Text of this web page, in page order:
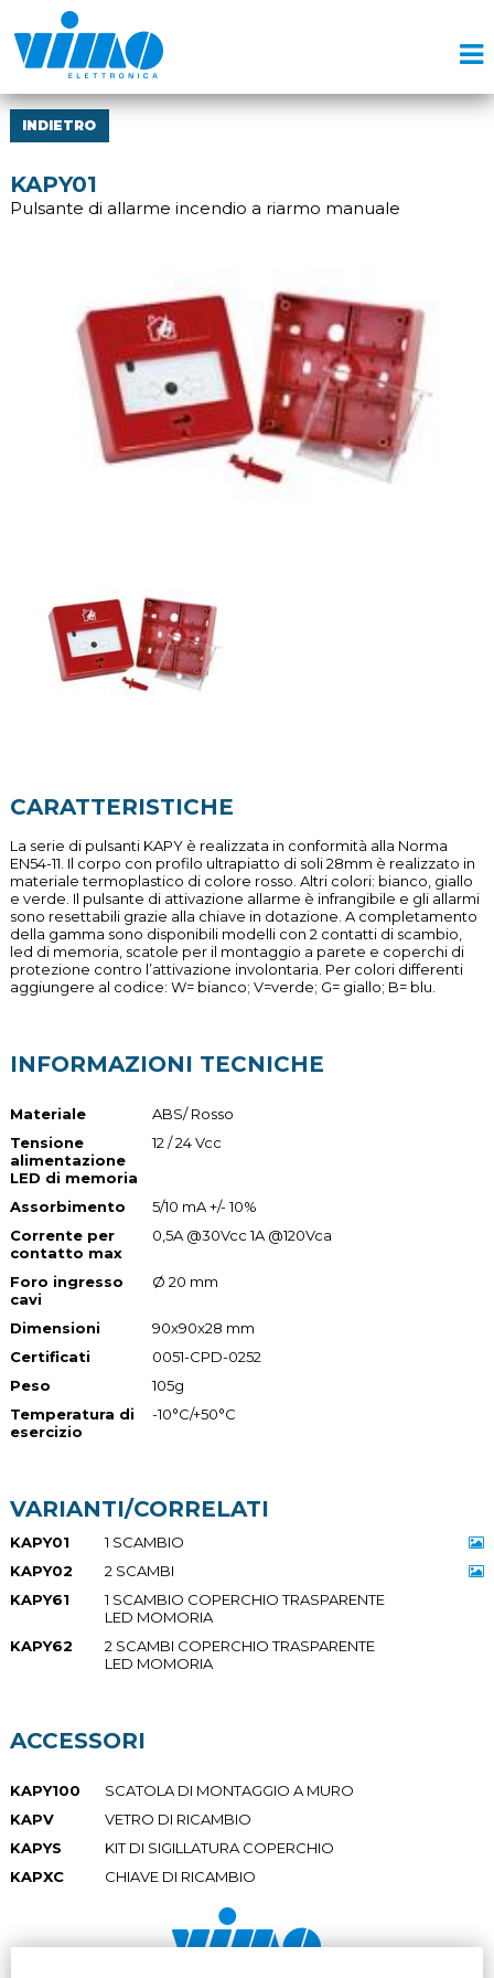
INDIETRO
KAPY01
Pulsante di allarme incendio a riarmo manuale
CARATTERISTICHE
La serie di pulsanti KAPY è realizzata in conformità alla Norma
EN54-11. Il corpo con profilo ultrapiatto di soli 28mm è realizzato in
materiale termoplastico di colore rosso. Altri colori: bianco, giallo
e verde. Il pulsante di attivazione allarme è infrangibile e gli allarmi
sono resettabili grazie alla chiave in dotazione. A completamento
della gamma sono disponibili modelli con 2 contatti di scambio,
led di memoria, scatole per il montaggio a parete e coperchi di
protezione contro l’attivazione involontaria. Per colori differenti
aggiungere al codice: W= bianco; V=verde; G= giallo; B= blu.
INFORMAZIONI TECNICHE
Materiale
ABS/ Rosso
Tensione
alimentazione
LED di memoria
12 / 24 Vcc
Assorbimento
5/10 mA +/- 10%
Corrente per
contatto max
0,5A @30Vcc 1A @120Vca
Foro ingresso
cavi
Ø 20 mm
Dimensioni
90x90x28 mm
Certificati
0051-CPD-0252
Peso
105g
Temperatura di
esercizio
-10°C/+50°C
VARIANTI/CORRELATI
KAPY01
1 SCAMBIO
KAPY02
2 SCAMBI
KAPY61
1 SCAMBIO COPERCHIO TRASPARENTE
LED MOMORIA
KAPY62
2 SCAMBI COPERCHIO TRASPARENTE
LED MOMORIA
ACCESSORI
KAPY100
SCATOLA DI MONTAGGIO A MURO
KAPV
VETRO DI RICAMBIO
KAPYS
KIT DI SIGILLATURA COPERCHIO
KAPXC
CHIAVE DI RICAMBIO